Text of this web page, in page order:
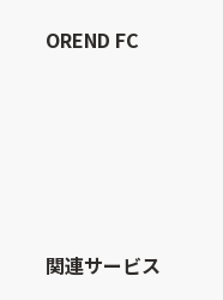
OREND FC
関連サービス